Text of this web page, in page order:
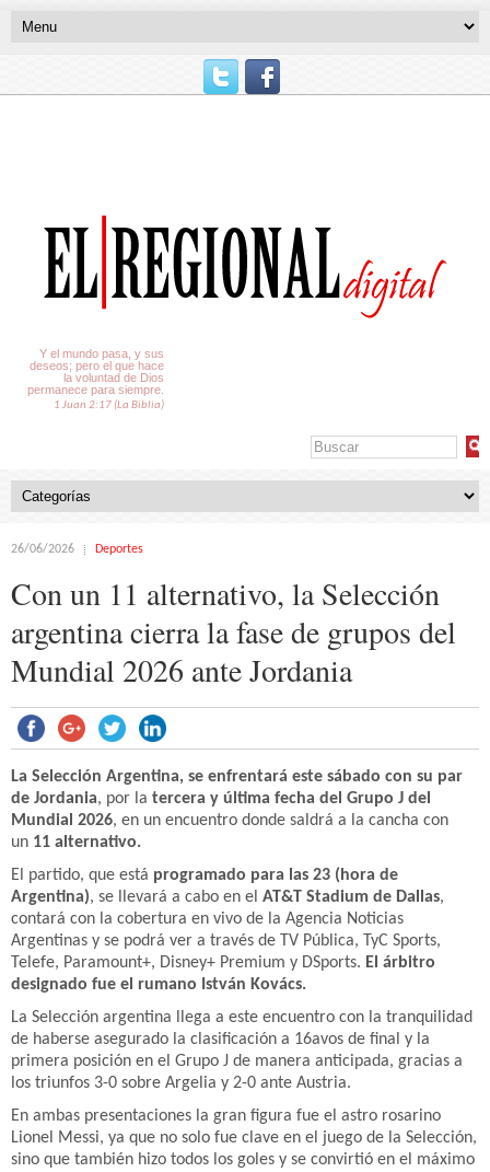
Y el mundo pasa, y sus
deseos; pero el que hace
la voluntad de Dios
permanece para siempre.
1 Juan 2:17 (La Biblia)
26/06/2026 Deportes
Con un 11 alternativo, la Selección
argentina cierra la fase de grupos del
Mundial 2026 ante Jordania
La Selección Argentina, se enfrentará este sábado con su par
de Jordania, por la tercera y última fecha del Grupo J del
Mundial 2026, en un encuentro donde saldrá a la cancha con
un 11 alternativo.
El partido, que está programado para las 23 (hora de
Argentina), se llevará a cabo en el AT&T Stadium de Dallas,
contará con la cobertura en vivo de la Agencia Noticias
Argentinas y se podrá ver a través de TV Pública, TyC Sports,
Telefe, Paramount+, Disney+ Premium y DSports. El árbitro
designado fue el rumano István Kovács.
La Selección argentina llega a este encuentro con la tranquilidad
de haberse asegurado la clasificación a 16avos de final y la
primera posición en el Grupo J de manera anticipada, gracias a
los triunfos 3-0 sobre Argelia y 2-0 ante Austria.
En ambas presentaciones la gran figura fue el astro rosarino
Lionel Messi, ya que no solo fue clave en el juego de la Selección,
sino que también hizo todos los goles y se convirtió en el máximo